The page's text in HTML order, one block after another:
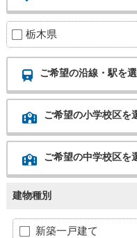
栃木県
ご希望の沿線・駅を
ご希望の小学校区を
ご希望の中学校区を
建物種別
新築一戸建て